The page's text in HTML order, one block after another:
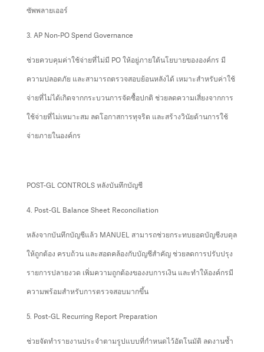
ซัพพลายเออร์
3. AP Non-PO Spend Governance
ช่วยควบคุมค่าใช้จ่ายที่ไม่มี PO ให้อยู่ภายใต้นโยบายขององค์กร มี
ความปลอดภัย และสามารถตรวจสอบย้อนหลังได้ เหมาะสำหรับค่าใช้
จ่ายที่ไม่ได้เกิดจากกระบวนการจัดซื้อปกติ ช่วยลดความเสี่ยงจากการ
ใช้จ่ายที่ไม่เหมาะสม ลดโอกาสการทุจริต และสร้างวินัยด้านการใช้
จ่ายภายในองค์กร
POST-GL CONTROLS หลังบันทึกบัญชี
4. Post-GL Balance Sheet Reconciliation
หลังจากบันทึกบัญชีแล้ว MANUEL สามารถช่วยกระทบยอดบัญชีงบดุล
ให้ถูกต้อง ครบถ้วน และสอดคล้องกับบัญชีสำคัญ ช่วยลดการปรับปรุง
รายการปลายงวด เพิ่มความถูกต้องของงบการเงิน และทำให้องค์กรมี
ความพร้อมสำหรับการตรวจสอบมากขึ้น
5. Post-GL Recurring Report Preparation
ช่วยจัดทำรายงานประจำตามรูปแบบที่กำหนดไว้อัตโนมัติ ลดงานซ้ำ